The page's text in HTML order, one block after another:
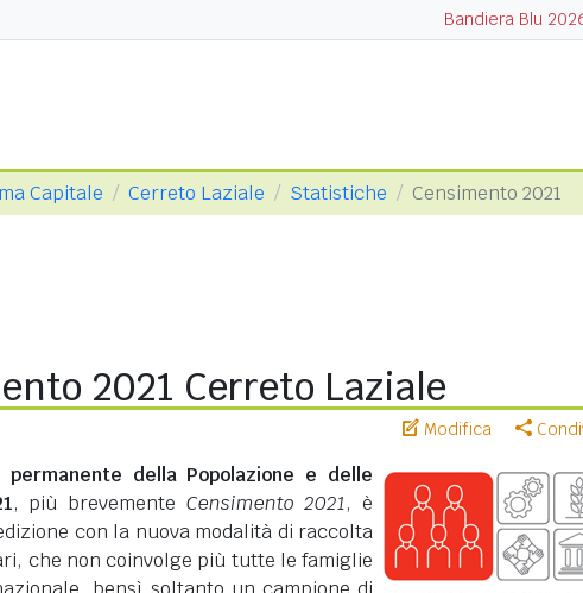
Bandiera Blu
Capitale Cerreto Laziale Statistiche Censimento 2021
2021 Cerreto Laziale
Modifica
permanente della Popolazione e delle
, più brevemente Censimento 2021, è
con la nuova modalità di raccolta
che non coinvolge più tutte le famiglie